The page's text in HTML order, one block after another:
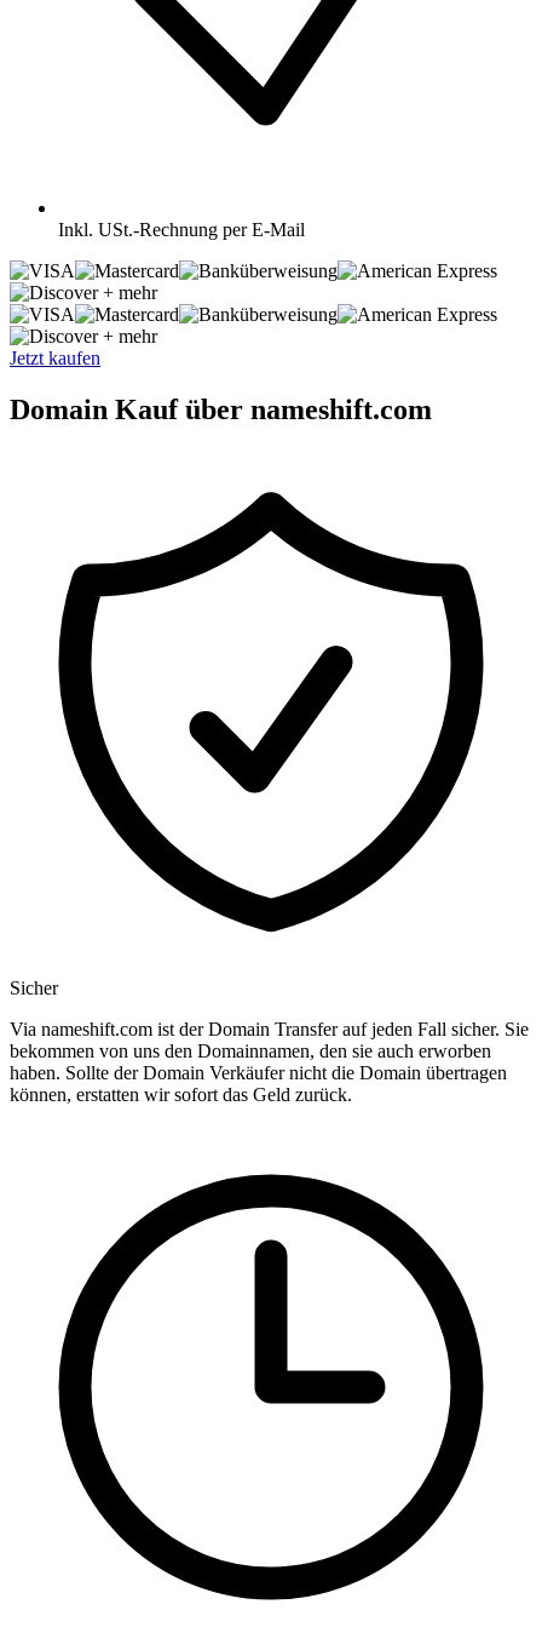
Inkl. USt.-Rechnung per E-Mail
+ mehr
+ mehr
Jetzt kaufen
Domain Kauf über nameshift.com
Sicher
Via nameshift.com ist der Domain Transfer auf jeden Fall sicher. Sie
bekommen von uns den Domainnamen, den sie auch erworben
haben. Sollte der Domain Verkäufer nicht die Domain übertragen
können, erstatten wir sofort das Geld zurück.